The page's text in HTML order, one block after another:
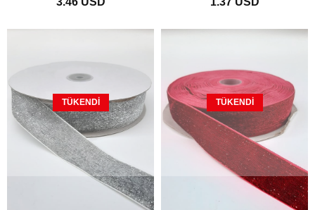
TÜKENDI TÜKENDI